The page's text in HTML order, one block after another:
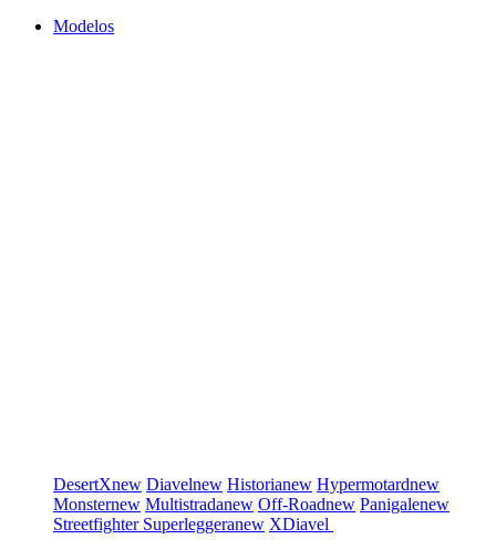
Modelos
DesertXnew Diavelnew Historianew Hypermotardnew
Monsternew Multistradanew Off-Roadnew Panigalenew
Streetfighter Superleggeranew XDiavel